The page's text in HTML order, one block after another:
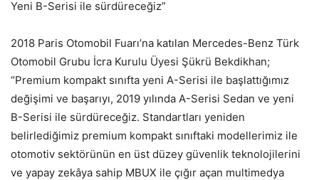
Yeni B-Serisi ile sürdüreceğiz”
2018 Paris Otomobil Fuarı’na katılan Mercedes-Benz Türk
Otomobil Grubu İcra Kurulu Üyesi Şükrü Bekdikhan;
“Premium kompakt sınıfta yeni A-Serisi ile başlattığımız
değişimi ve başarıyı, 2019 yılında A-Serisi Sedan ve yeni
B-Serisi ile sürdüreceğiz. Standartları yeniden
belirlediğimiz premium kompakt sınıftaki modellerimiz ile
otomotiv sektörünün en üst düzey güvenlik teknolojilerini
ve yapay zekâya sahip MBUX ile çığır açan multimedya